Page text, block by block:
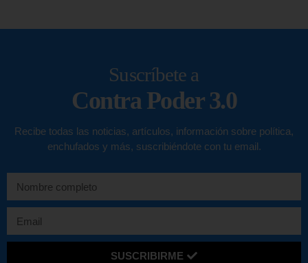
Suscríbete a
Contra Poder 3.0
Recibe todas las noticias, artículos, información sobre política,
enchufados y más, suscribiéndote con tu email.
SUSCRIBIRME